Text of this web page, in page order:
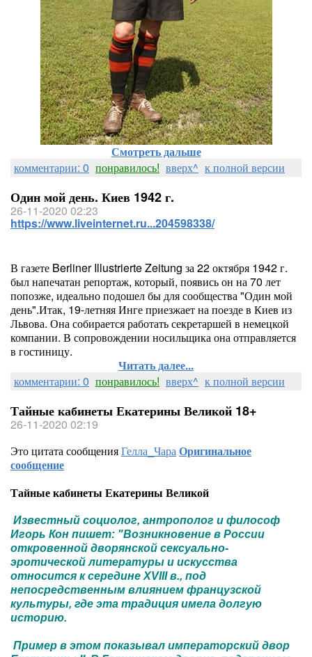
Смотреть дальше
комментарии: 0 понравилось! вверх^ к полной версии
Один мой день. Киев 1942 г.
26-11-2020 02:23
https://www.liveinternet.ru...204598338/
В газете Berliner Illustrierte Zeitung за 22 октября 1942 г.
был напечатан репортаж, который, появись он на 70 лет
попозже, идеально подошел бы для сообщества "Один мой
день".Итак, 19-летняя Инге приезжает на поезде в Киев из
Львова. Она собирается работать секретаршей в немецкой
компании. В сопровождении носильщика она отправляется
в гостиницу.
Читать далее...
комментарии: 0 понравилось! вверх^ к полной версии
Тайные кабинеты Екатерины Великой 18+
26-11-2020 02:19
Это цитата сообщенияГелла_ЧараОригинальное
сообщение
Тайные кабинеты Екатерины Великой
Известный социолог, антрополог и философ
Игорь Кон пишет: "Возникновение в России
откровенной дворянской сексуально-
эротической литературы и искусства
относится к середине XVIII в., под
непосредственным влиянием французской
культуры, где эта традиция имела долгую
историю.
Пример в этом показывал императорский двор